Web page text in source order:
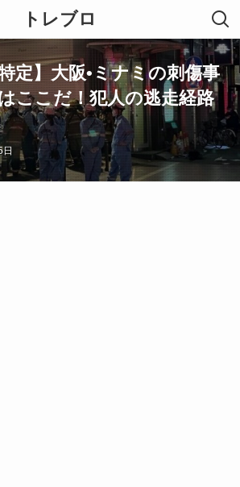
トレブロ
定】大阪•ミナミの刺傷事
ここだ！犯人の逃走経路